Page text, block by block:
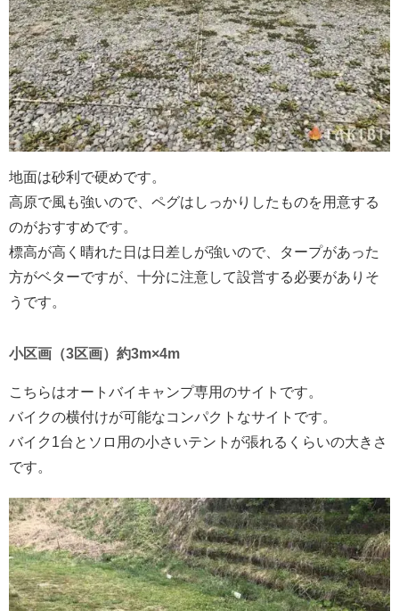
地面は砂利で硬めです。
高原で風も強いので、ペグはしっかりしたものを用意する
のがおすすめです。
標高が高く晴れた日は日差しが強いので、タープがあった
方がベターですが、十分に注意して設営する必要がありそ
うです。
小区画（3区画）約3m×4m
こちらはオートバイキャンプ専用のサイトです。
バイクの横付けが可能なコンパクトなサイトです。
バイク1台とソロ用の小さいテントが張れるくらいの大きさ
です。